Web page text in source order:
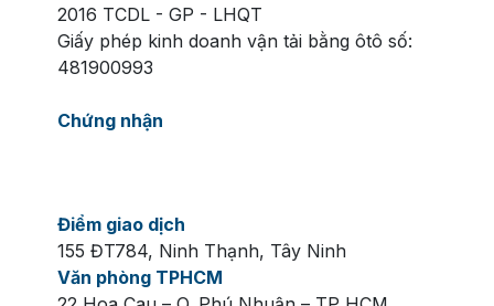
2016 TCDL - GP - LHQT
Giấy phép kinh doanh vận tải bằng ôtô số:
481900993
Chứng nhận
Điểm giao dịch
155 ĐT784, Ninh Thạnh, Tây Ninh
Văn phòng TPHCM